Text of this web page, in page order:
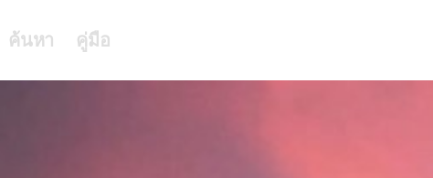
ค้นหา คู่มือ